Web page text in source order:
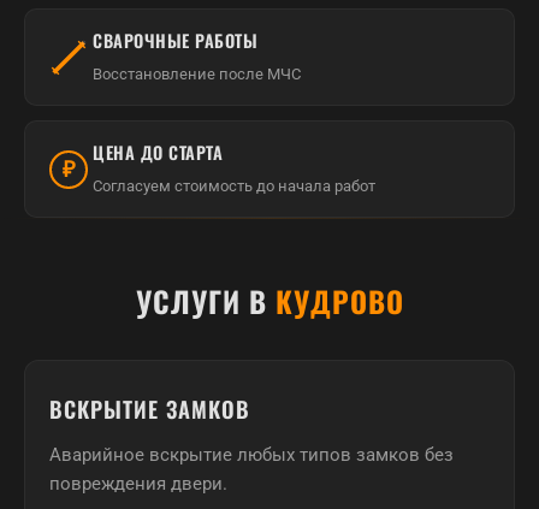
СВАРОЧНЫЕ РАБОТЫ
Восстановление после МЧС
₽
ЦЕНА ДО СТАРТА
Согласуем стоимость до начала работ
УСЛУГИ В КУДРОВО
ВСКРЫТИЕ ЗАМКОВ
Аварийное вскрытие любых типов замков без
повреждения двери.